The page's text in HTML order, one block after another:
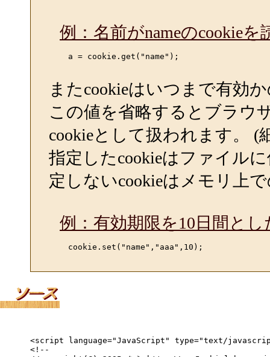
例：名前がnameのcookie
    a = cookie.get("name");
またcookieはいつまで有効
この値を省略するとブラウ
cookieとして扱われます。
指定したcookieはファイル
定しないcookieはメモリ上
例：有効期限を10日間と
    cookie.set("name","aaa",10);
<script language="JavaScript" type="text/
<!--